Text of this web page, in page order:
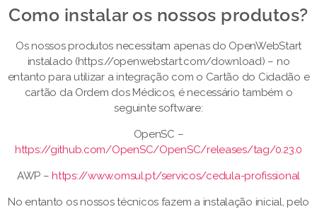
Como instalar os nossos produtos?​
Os nossos produtos necessitam apenas do OpenWebStart
instalado (https://openwebstart.com/download) – no
entanto para utilizar a integração com o Cartão do Cidadão e
cartão da Ordem dos Médicos, é necessário também o
seguinte software:
OpenSC –
https://github.com/OpenSC/OpenSC/releases/tag/0.23.0
AWP –https://www.omsul.pt/servicos/cedula-profissional
No entanto os nossos técnicos fazem a instalação inicial, pelo